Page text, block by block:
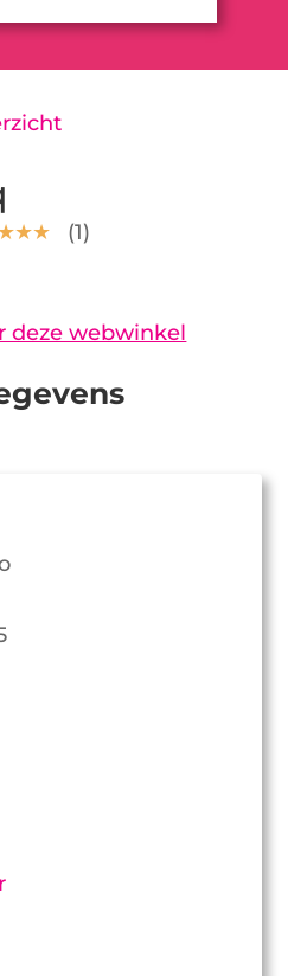
(1)
deze webwinkel